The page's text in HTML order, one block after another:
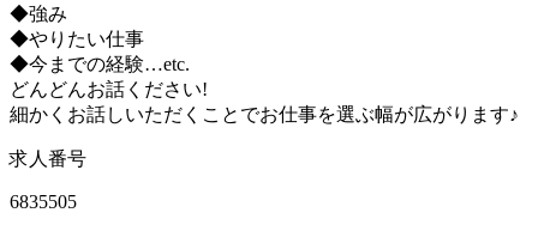
◆強み
◆やりたい仕事
◆今までの経験…etc.
どんどんお話ください!
細かくお話しいただくことでお仕事を選ぶ幅が広がります♪
求人番号
6835505